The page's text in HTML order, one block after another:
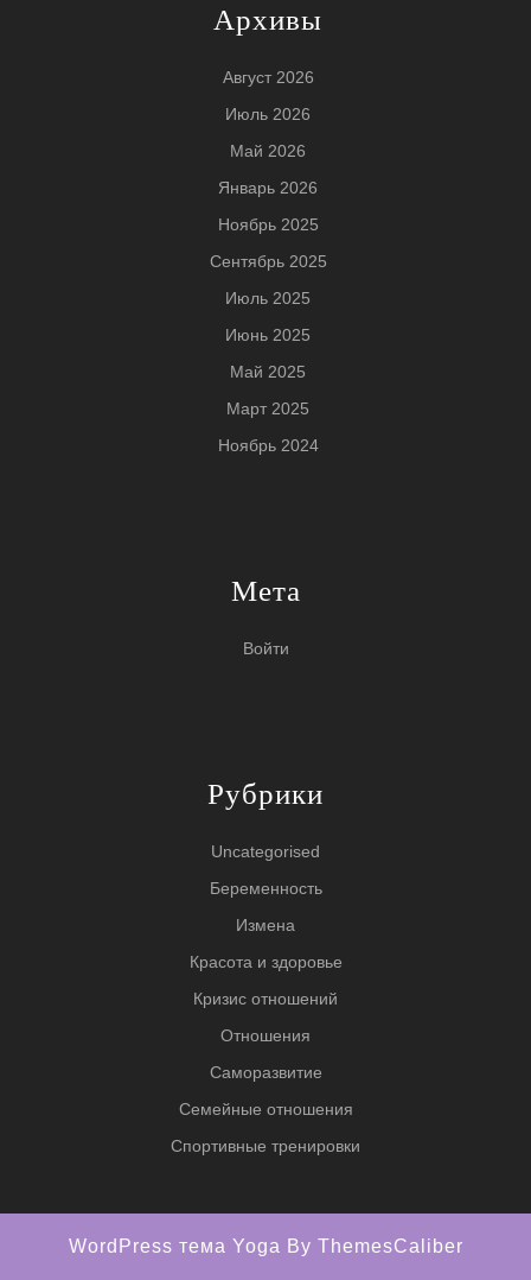
Архивы
Август 2026
Июль 2026
Май 2026
Январь 2026
Ноябрь 2025
Сентябрь 2025
Июль 2025
Июнь 2025
Май 2025
Март 2025
Ноябрь 2024
Мета
Войти
Рубрики
Uncategorised
Беременность
Измена
Красота и здоровье
Кризис отношений
Отношения
Саморазвитие
Семейные отношения
Спортивные тренировки
WordPress тема Yoga By ThemesCaliber